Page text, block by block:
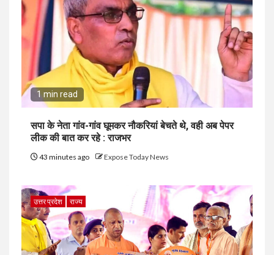
1 min read
सपा के नेता गांव-गांव घूमकर नौकरियां बेचते थे, वही अब पेपर
लीक की बात कर रहे : राजभर
43 minutes ago Expose Today News
उत्तर प्रदेश राज्य